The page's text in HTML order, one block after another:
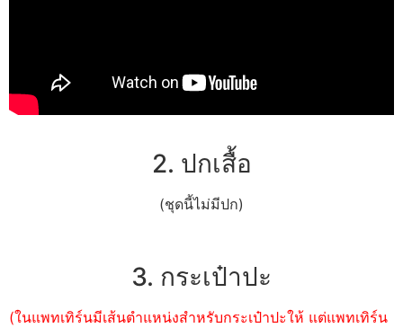
2. ปกเสื้อ
(ชุดนี้ไม่มีปก)
3. กระเป๋าปะ
(ในแพทเทิร์นมีเส้นตำแหน่งสำหรับกระเป๋าปะให้ แต่แพทเทิร์น